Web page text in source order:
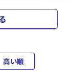
高い順